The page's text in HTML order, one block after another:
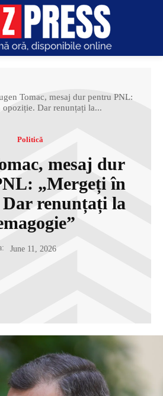
Tomac, mesaj dur pentru PNL:
opoziție. Dar renunțați la...
Politică
mesaj dur
„Mergeți în
Dar renunțați la
June 11, 2026